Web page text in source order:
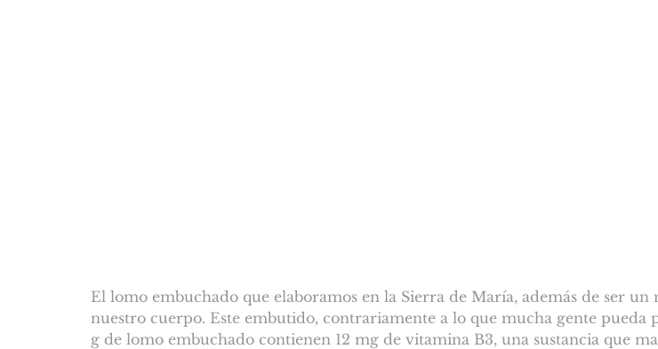
El lomo embuchado que elaboramos en la Sierra de María, además de ser
nuestro cuerpo. Este embutido, contrariamente a lo que mucha gente pueda
g de lomo embuchado contienen 12 mg de vitamina B3, una sustancia que